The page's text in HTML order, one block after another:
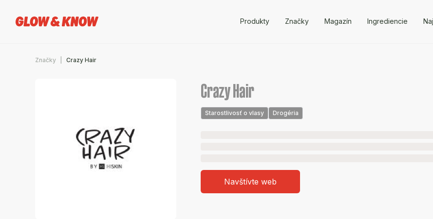
Produkty Značky Magazín Ingrediencie
Značky Crazy Hair
Crazy Hair
Starostlivosť o vlasy Drogéria
Navštívte web